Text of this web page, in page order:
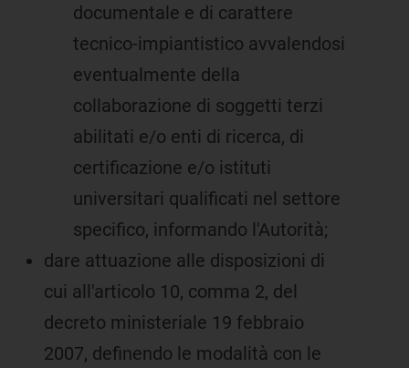
documentale e di carattere
tecnico-impiantistico avvalendosi
eventualmente della
collaborazione di soggetti terzi
abilitati e/o enti di ricerca, di
certificazione e/o istituti
universitari qualificati nel settore
specifico, informando l'Autorità;
dare attuazione alle disposizioni di
cui all'articolo 10, comma 2, del
decreto ministeriale 19 febbraio
2007, definendo le modalità con le